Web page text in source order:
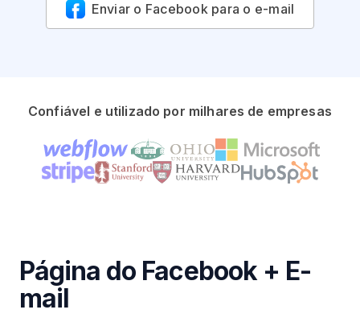
Enviar o Facebook para o e-mail
Confiável e utilizado por milhares de empresas
Página do Facebook + E-
mail